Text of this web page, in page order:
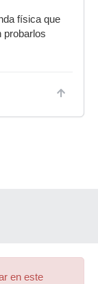
física que
probarlos
en este